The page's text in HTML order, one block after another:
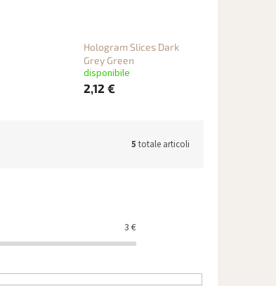
Hologram Slices Dark
Grey Green
disponibile
2,12 €
5 totale articoli
3 €